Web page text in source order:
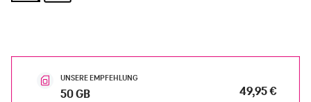
UNSERE EMPFEHLUNG
50 GB 49,95 €